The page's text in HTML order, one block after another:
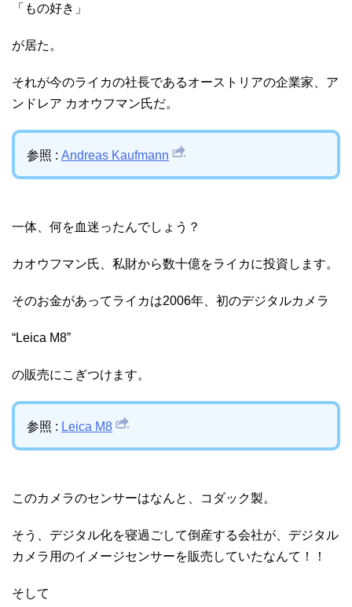
「もの好き」
が居た。
それが今のライカの社長であるオーストリアの企業家、ア
ンドレア カオウフマン氏だ。
参照 : Andreas Kaufmann
一体、何を血迷ったんでしょう？
カオウフマン氏、私財から数十億をライカに投資します。
そのお金があってライカは2006年、初のデジタルカメラ
“Leica M8”
の販売にこぎつけます。
参照 : Leica M8
このカメラのセンサーはなんと、コダック製。
そう、デジタル化を寝過ごして倒産する会社が、デジタル
カメラ用のイメージセンサーを販売していたなんて！！
そして